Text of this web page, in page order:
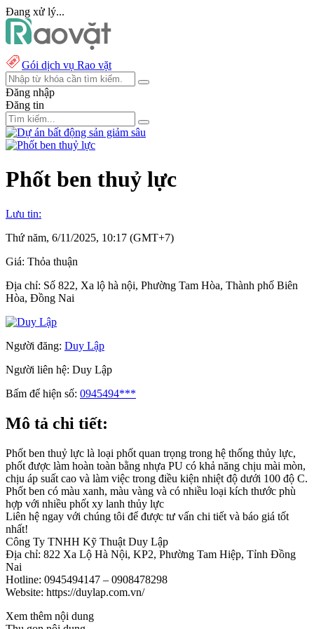
Đang xử lý...
Gói dịch vụ Rao vặt
Đăng nhập
Đăng tin
Phốt ben thuỷ lực
Lưu tin:
Thứ năm, 6/11/2025, 10:17 (GMT+7)
Giá: Thỏa thuận
Địa chỉ: Số 822, Xa lộ hà nội, Phường Tam Hòa, Thành phố Biên
Hòa, Đồng Nai
Người đăng: Duy Lập
Người liên hệ: Duy Lập
Bấm để hiện số: 0945494***
Mô tả chi tiết:
Phốt ben thuỷ lực là loại phốt quan trọng trong hệ thống thủy lực,
phốt được làm hoàn toàn bằng nhựa PU có khả năng chịu mài mòn,
chịu áp suất cao và làm việc trong điều kiện nhiệt độ dưới 100 độ C.
Phốt ben có màu xanh, màu vàng và có nhiều loại kích thước phù
hợp với nhiều phốt xy lanh thủy lực
Liên hệ ngay với chúng tôi để được tư vấn chi tiết và báo giá tốt
nhất!
Công Ty TNHH Kỹ Thuật Duy Lập
Địa chỉ: 822 Xa Lộ Hà Nội, KP2, Phường Tam Hiệp, Tỉnh Đồng
Nai
Hotline: 0945494147 – 0908478298
Website: https://duylap.com.vn/
Xem thêm nội dung